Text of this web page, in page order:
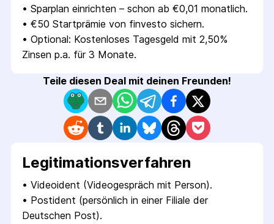
• Sparplan einrichten – schon ab €0,01 monatlich.
• €50 Startprämie von finvesto sichern.
• Optional: Kostenloses Tagesgeld mit 2,50%
Zinsen p.a. für 3 Monate.
Teile diesen Deal mit deinen Freunden!
Legitimations­verfahren
• Videoident (Videogespräch mit Person).
• Postident (persönlich in einer Filiale der
Deutschen Post).